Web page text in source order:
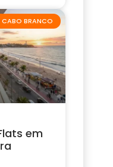
CABO BRANCO
em